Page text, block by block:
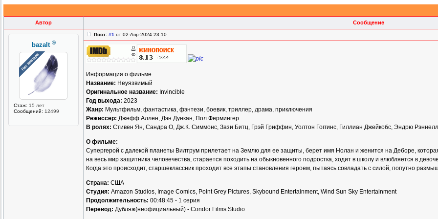
Автор Сообщение
bazalt ®
Стаж: 15 лет
Сообщений: 12499
Пост: #1 от 02-Апр-2024 23:10
Информация о фильме
Название: Неуязвимый
Оригинальное название: Invincible
Год выхода: 2023
Жанр: Мультфильм, фантастика, фэнтези, боевик, триллер, драма, приключения
Режиссер: Джефф Аллен, Дэн Дункан, Пол Фермингер
В ролях: Стивен Ян, Сандра О, Дж.К. Симмонс, Зази Битц, Грэй Гриффин, Уолтон Гоггинс, Гиллиан Джейкобс, Эндрю
О фильме:
Супергерой с далекой планеты Вилтрум прилетает на Землю для ее защиты, берет имя Нолан и женится на Деборе,
на весь мир защитника человечества, старается походить на обыкновенного подростка, ходит в школу и влюбляется в
Когда это происходит, старшеклассник проходит все этапы становления героем, пытаясь совладать с силой, попутно
Страна: США
Студия: Amazon Studios, Image Comics, Point Grey Pictures, Skybound Entertainment, Wind Sun Sky Entertainment
Продолжительность: 00:48:45 - 1 серия
Перевод: Дубляж(неофициальный) - Condor Films Studio